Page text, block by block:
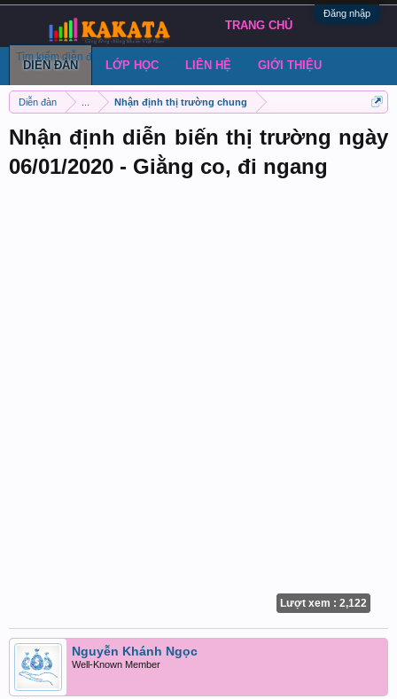
Đăng nhập
Diễn đàn Nhận định thị trường chung
Nhận định diễn biến thị trường ngày
06/01/2020 - Giằng co, đi ngang
Lượt xem : 2,122
Nguyễn Khánh Ngọc
Well-Known Member
TRANG CHỦ
DIỄN ĐÀN
Tìm kiếm diễn đàn Bài viết gần đây Đăng chủ đề
LỚP HỌC LIÊN HỆ GIỚI THIỆU